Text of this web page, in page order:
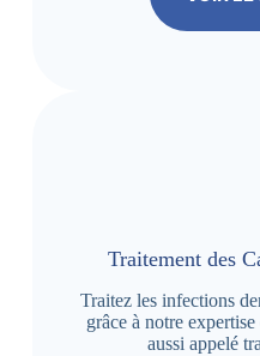
Traitement des
Traitez les infections
grâce à notre
aussi appelé